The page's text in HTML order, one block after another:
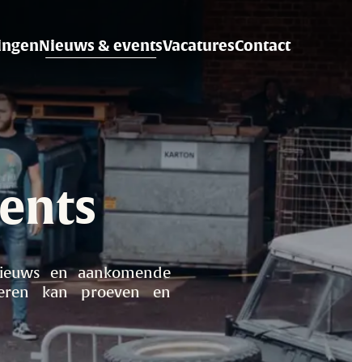
Nieuws & eventsVacaturesContact
en aankomende
kan proeven en